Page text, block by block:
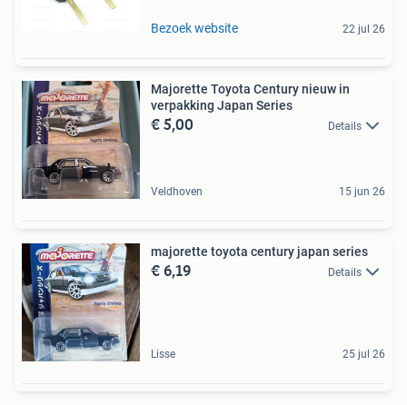
Bezoek website 22 jul 26
Majorette Toyota Century nieuw in
verpakking Japan Series
€ 5,00 Details
Veldhoven 15 jun 26
majorette toyota century japan series
€ 6,19 Details
Lisse 25 jul 26